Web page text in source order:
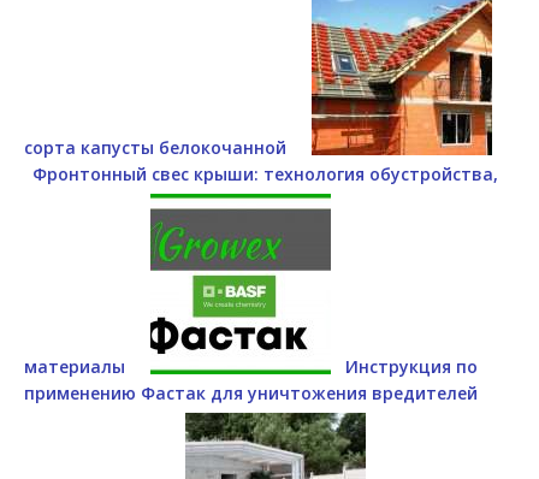
сорта капусты белокочанной
Фронтонный свес крыши: технология обустройства,
материалы
Инструкция по
применению Фастак для уничтожения вредителей